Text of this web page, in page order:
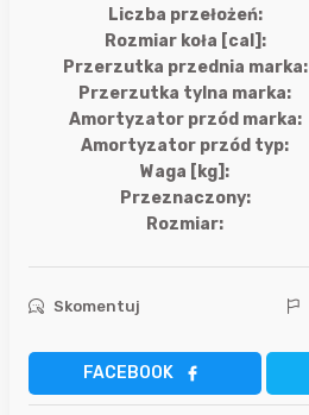
Liczba przełożeń:
Rozmiar koła [cal]:
Przerzutka przednia marka:
Przerzutka tylna marka:
Amortyzator przód marka:
Amortyzator przód typ:
Waga [kg]:
Przeznaczony:
Rozmiar:
Skomentuj
FACEBOOK